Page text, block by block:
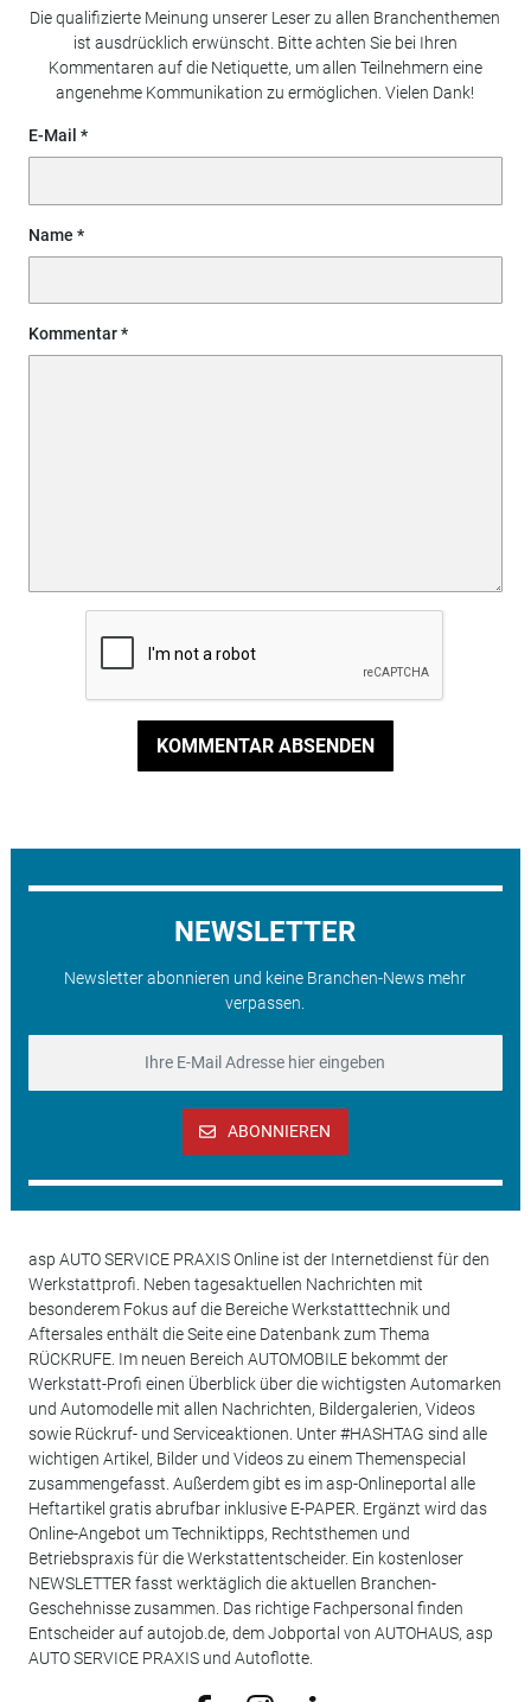
Die qualifizierte Meinung unserer Leser zu allen Branchenthemen
ist ausdrücklich erwünscht. Bitte achten Sie bei Ihren
Kommentaren auf die Netiquette, um allen Teilnehmern eine
angenehme Kommunikation zu ermöglichen. Vielen Dank!
E-Mail
Name
Kommentar
KOMMENTAR ABSENDEN
NEWSLETTER
Newsletter abonnieren und keine Branchen-News mehr
verpassen.
ABONNIEREN
asp AUTO SERVICE PRAXIS Online ist der Internetdienst für den
Werkstattprofi. Neben tagesaktuellen Nachrichten mit
besonderem Fokus auf die Bereiche Werkstatttechnik und
Aftersales enthält die Seite eine Datenbank zum Thema
RÜCKRUFE. Im neuen Bereich AUTOMOBILE bekommt der
Werkstatt-Profi einen Überblick über die wichtigsten Automarken
und Automodelle mit allen Nachrichten, Bildergalerien, Videos
sowie Rückruf- und Serviceaktionen. Unter #HASHTAG sind alle
wichtigen Artikel, Bilder und Videos zu einem Themenspecial
zusammengefasst. Außerdem gibt es im asp-Onlineportal alle
Heftartikel gratis abrufbar inklusive E-PAPER. Ergänzt wird das
Online-Angebot um Techniktipps, Rechtsthemen und
Betriebspraxis für die Werkstattentscheider. Ein kostenloser
NEWSLETTER fasst werktäglich die aktuellen Branchen-
Geschehnisse zusammen. Das richtige Fachpersonal finden
Entscheider auf autojob.de, dem Jobportal von AUTOHAUS, asp
AUTO SERVICE PRAXIS und Autoflotte.